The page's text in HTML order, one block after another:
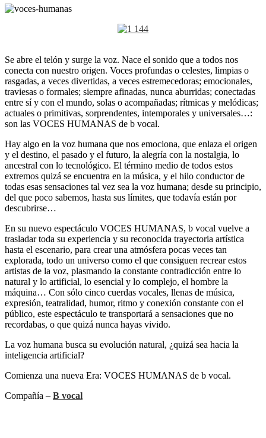
Se abre el telón y surge la voz. Nace el sonido que a todos nos
conecta con nuestro origen. Voces profundas o celestes, limpias o
rasgadas, a veces divertidas, a veces estremecedoras; emocionales,
traviesas o formales; siempre afinadas, nunca aburridas; conectadas
entre sí y con el mundo, solas o acompañadas; rítmicas y melódicas;
actuales o primitivas, sorprendentes, intemporales y universales…:
son las VOCES HUMANAS de b vocal.
Hay algo en la voz humana que nos emociona, que enlaza el origen
y el destino, el pasado y el futuro, la alegría con la nostalgia, lo
ancestral con lo tecnológico. El término medio de todos estos
extremos quizá se encuentra en la música, y el hilo conductor de
todas esas sensaciones tal vez sea la voz humana; desde su principio,
del que poco sabemos, hasta sus límites, que todavía están por
descubrirse…
En su nuevo espectáculo VOCES HUMANAS, b vocal vuelve a
trasladar toda su experiencia y su reconocida trayectoria artística
hasta el escenario, para crear una atmósfera pocas veces tan
explorada, todo un universo como el que consiguen recrear estos
artistas de la voz, plasmando la constante contradicción entre lo
natural y lo artificial, lo esencial y lo complejo, el hombre la
máquina… Con sólo cinco cuerdas vocales, llenas de música,
expresión, teatralidad, humor, ritmo y conexión constante con el
público, este espectáculo te transportará a sensaciones que no
recordabas, o que quizá nunca hayas vivido.
La voz humana busca su evolución natural, ¿quizá sea hacia la
inteligencia artificial?
Comienza una nueva Era: VOCES HUMANAS de b vocal.
Compañía – B vocal